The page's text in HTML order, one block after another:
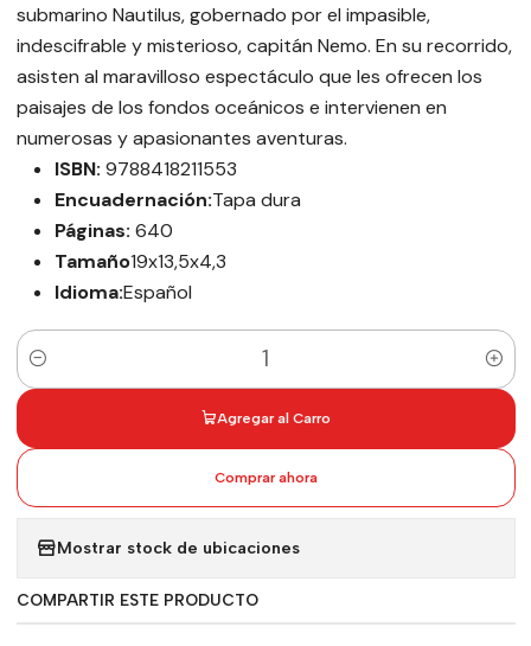
submarino Nautilus, gobernado por el impasible,
indescifrable y misterioso, capitán Nemo. En su recorrido,
asisten al maravilloso espectáculo que les ofrecen los
paisajes de los fondos oceánicos e intervienen en
numerosas y apasionantes aventuras.
ISBN: 9788418211553
Encuadernación:Tapa dura
Páginas: 640
Tamaño19x13,5x4,3
Idioma:Español
Cantidad
Agregar al Carro
Comprar ahora
Mostrar stock de ubicaciones
COMPARTIR ESTE PRODUCTO